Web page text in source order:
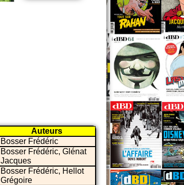
Auteurs
Bosser Frédéric
Bosser Frédéric, Glénat
Jacques
Bosser Frédéric, Hellot
Grégoire